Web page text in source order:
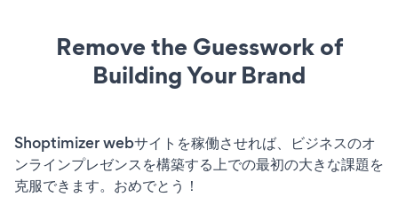
Remove the Guesswork of
Building Your Brand
Shoptimizer webサイトを稼働させれば、ビジネスのオ
ンラインプレゼンスを構築する上での最初の大きな課題を
克服できます。おめでとう！